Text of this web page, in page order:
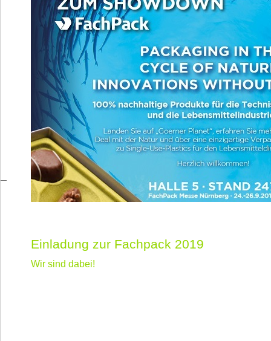
Einladung zur Fachpack 2019
Wir sind dabei!